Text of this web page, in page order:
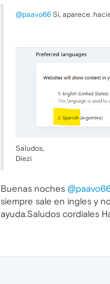
@paavo66 Si, aparece.
Saludos,
Diezi
Buenas noches
siempre sale en ingles y
ayuda.Saludos cordiales